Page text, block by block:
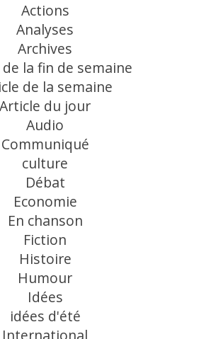
Actions
Analyses
Archives
la fin de semaine
de la semaine
Article du jour
Audio
Communiqué
culture
Débat
Economie
En chanson
Fiction
Histoire
Humour
Idées
idées d'été